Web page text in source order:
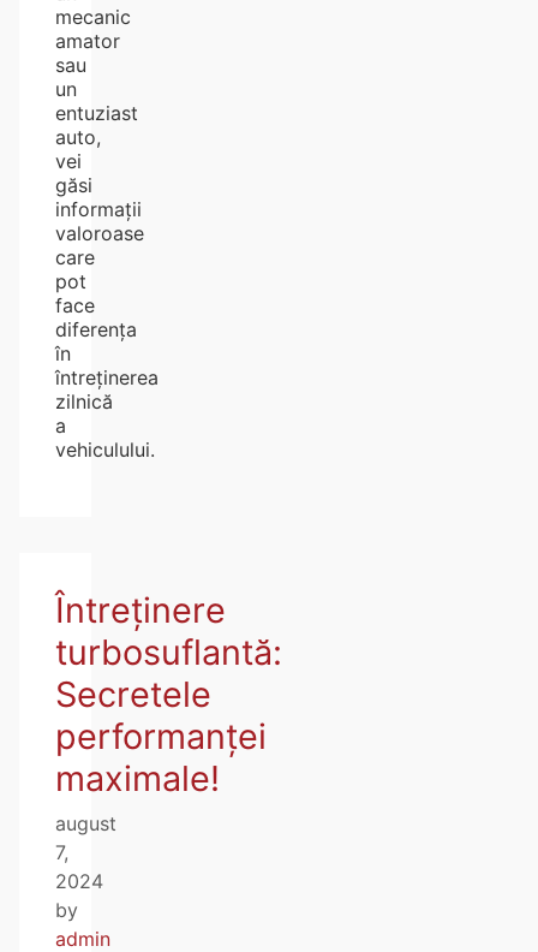
mecanic
amator
sau
un
entuziast
auto,
vei
găsi
informații
valoroase
care
pot
face
diferența
în
întreținerea
zilnică
a
vehiculului.
Întreținere
turbosuflantă:
Secretele
performanței
maximale!
august
7,
2024
by
admin